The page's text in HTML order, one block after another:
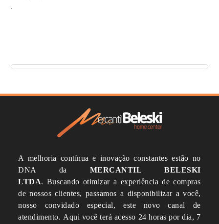
.
A melhoria contínua e inovação constantes estão no
DNA da MERCANTIL BELESKI
LTDA. Buscando otimizar a experiência de compras
de nossos clientes, passamos a disponibilizar a você,
nosso convidado especial, este novo canal de
atendimento.Aqui você terá acesso 24 horas por dia, 7